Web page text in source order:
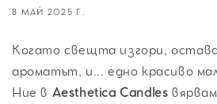
8 МАЙ 2025 Г.
Когато свещта изгори,
ароматът, и... едно красиво
Ние в Aesthetica Candles